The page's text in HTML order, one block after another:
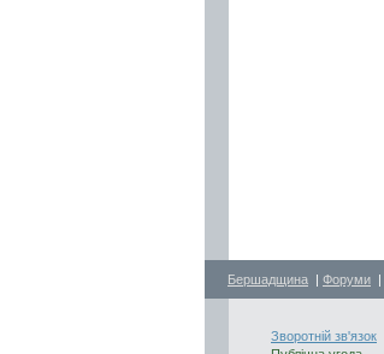
Бершадщина | Форуми |
Зворотній зв'язок